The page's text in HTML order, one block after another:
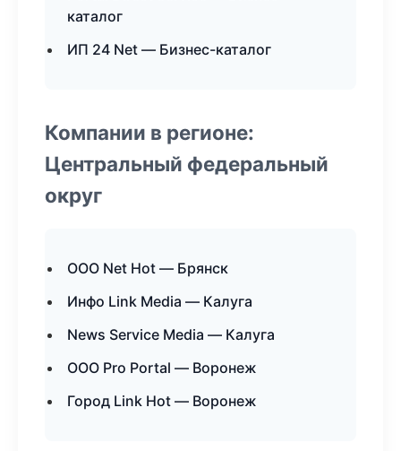
каталог
ИП 24 Net — Бизнес-каталог
Компании в регионе:
Центральный федеральный
округ
ООО Net Hot — Брянск
Инфо Link Media — Калуга
News Service Media — Калуга
ООО Pro Portal — Воронеж
Город Link Hot — Воронеж